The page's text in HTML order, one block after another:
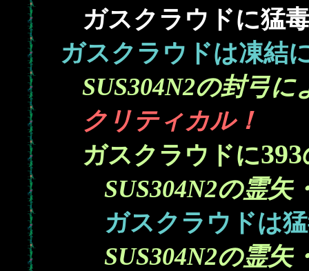
ガスクラウドに猛
ガスクラウドは凍結
SUS304N2の封弓
クリティカル！
ガスクラウドに393
SUS304N2の霊矢
ガスクラウドは
SUS304N2の霊矢